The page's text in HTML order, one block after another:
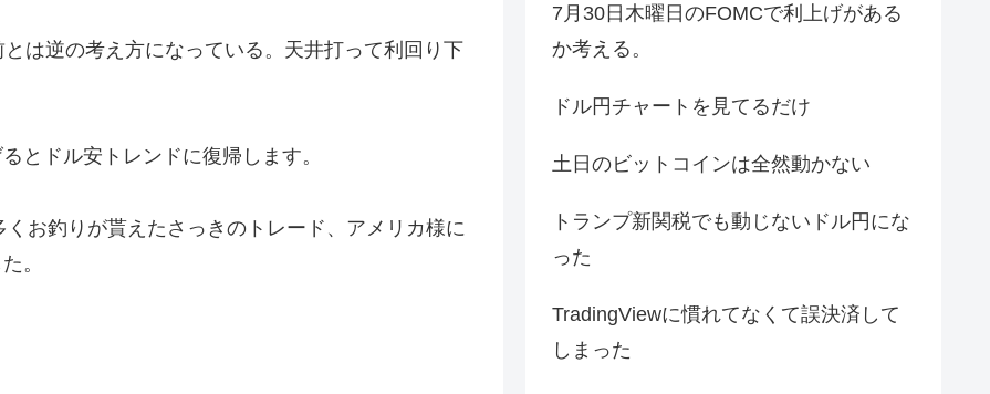
は逆の考え方になっている。天井打って利回り下
とドル安トレンドに復帰します。
お釣りが貰えたさっきのトレード、アメリカ様に
。
7月30日木曜日のFOMCで利上げがある
か考える。
ドル円チャートを見てるだけ
土日のビットコインは全然動かない
トランプ新関税でも動じないドル円にな
った
TradingViewに慣れてなくて誤決済して
しまった